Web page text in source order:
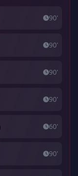
90'
90'
90'
90'
60'
90'